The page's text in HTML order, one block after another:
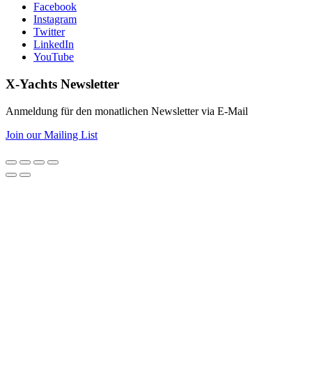
Facebook
Instagram
Twitter
LinkedIn
YouTube
X-Yachts Newsletter
Anmeldung für den monatlichen Newsletter via E-Mail
Join our Mailing List